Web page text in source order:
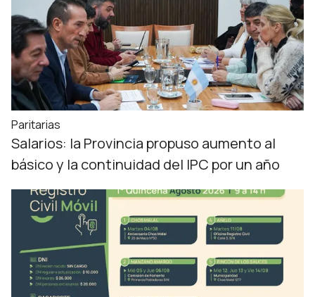
Paritarias
Salarios: la Provincia propuso aumento al
básico y la continuidad del IPC por un año